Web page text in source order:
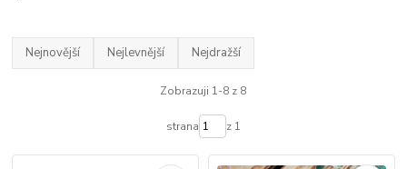
Nejnovější Nejlevnější Nejdražší
Zobrazuji 1-8 z 8
strana z 1